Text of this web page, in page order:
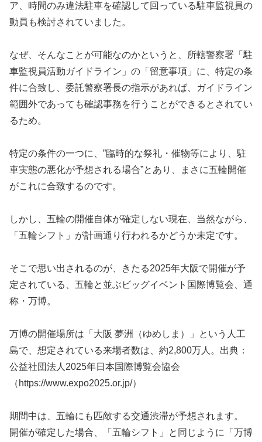
ア、時間のみ違法駐車を確認して回っている駐車監視員の
動員も検討されていました。
なぜ、そんなことが可能なのかというと、所轄警察署「駐
車監視員活動ガイドライン」の「留意事項」に、特定の条
件に合致し、委託警察署長の指示があれば、ガイドライン
範囲外であっても確認事務を行うことができるとされてい
るため。
特定の条件の一つに、”臨時的な祭礼・催物等により、駐
車実態の悪化が予想される場合”とあり、まさに五輪開催
がこれに合致するのです。
しかし、五輪の開催自体が確定しない現在、当然ながら、
「五輪シフト」が計画通り行われるかどうか未定です。
そこで思い出されるのが、きたる2025年大阪で開催が予
定されている、五輪と並ぶビッグイベント国際博覧会、通
称・万博。
万博の開催場所は「大阪 夢洲（ゆめしま）」という人工
島で、想定されている来場者数は、約2,800万人。出典：
公益社団法人2025年日本国際博覧会協会
（https://www.expo2025.or.jp/）
期間中は、五輪にも匹敵する交通渋滞が予想されます。
開催が確定した場合、「五輪シフト」と同じように「万博